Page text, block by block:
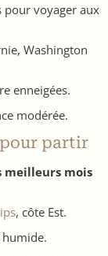
pour voyager aux
Washington
enneigées.
modérée.
pour partir
meilleurs mois
, côte Est.